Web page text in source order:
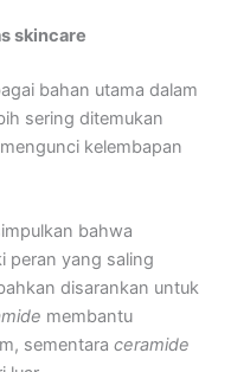
skincare
bahan utama dalam
sering ditemukan
kelembapan
bahwa
peran yang saling
disarankan untuk
membantu
sementara ceramide